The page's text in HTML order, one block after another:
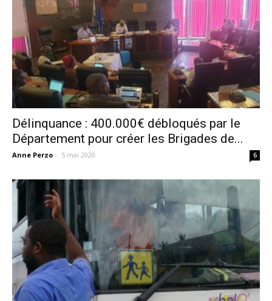
Délinquance : 400.000€ débloqués par le
Département pour créer les Brigades de...
Anne Perzo - 5 mai 2020 6